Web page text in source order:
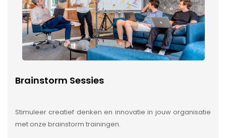
Brainstorm Sessies
Stimuleer creatief denken en innovatie in jouw organisatie
met onze brainstorm trainingen.